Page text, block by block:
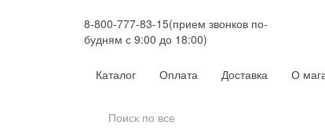
8-800-777-83-15(прием звонков по-
будням с 9:00 до 18:00)
Каталог
Оплата Доставка О